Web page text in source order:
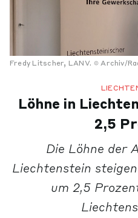
Fredy Litscher, LANV. Archiv/
Löhne in
2,5
Die Löhne der
Liechtenstein
um 2,5